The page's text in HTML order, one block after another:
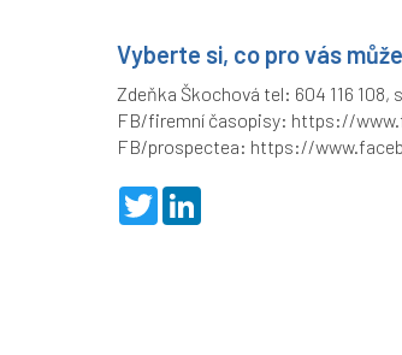
Vyberte si, co pro vás
Zdeňka Škochová tel: 604 116 108,
FB/firemní časopisy: https://
FB/prospectea: https://
T
w